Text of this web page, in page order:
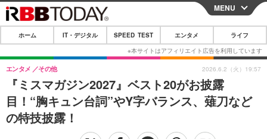
CLOSE
ホーム
IT・デジタル
IT・デジタルTOP スマートフォン
ネタ ガジェット・ツール
ショッピング その他
SPEED TEST
エンタメ
MENU
ホーム IT・デジタル SPEED TEST エンタメ ライフ
『ミスマガジン2027』ベスト20がお披露
目！“胸キュン台詞”やY字バランス、薙刀など
の特技披露！
エンタメ その他 2026.6.2（火）19:57